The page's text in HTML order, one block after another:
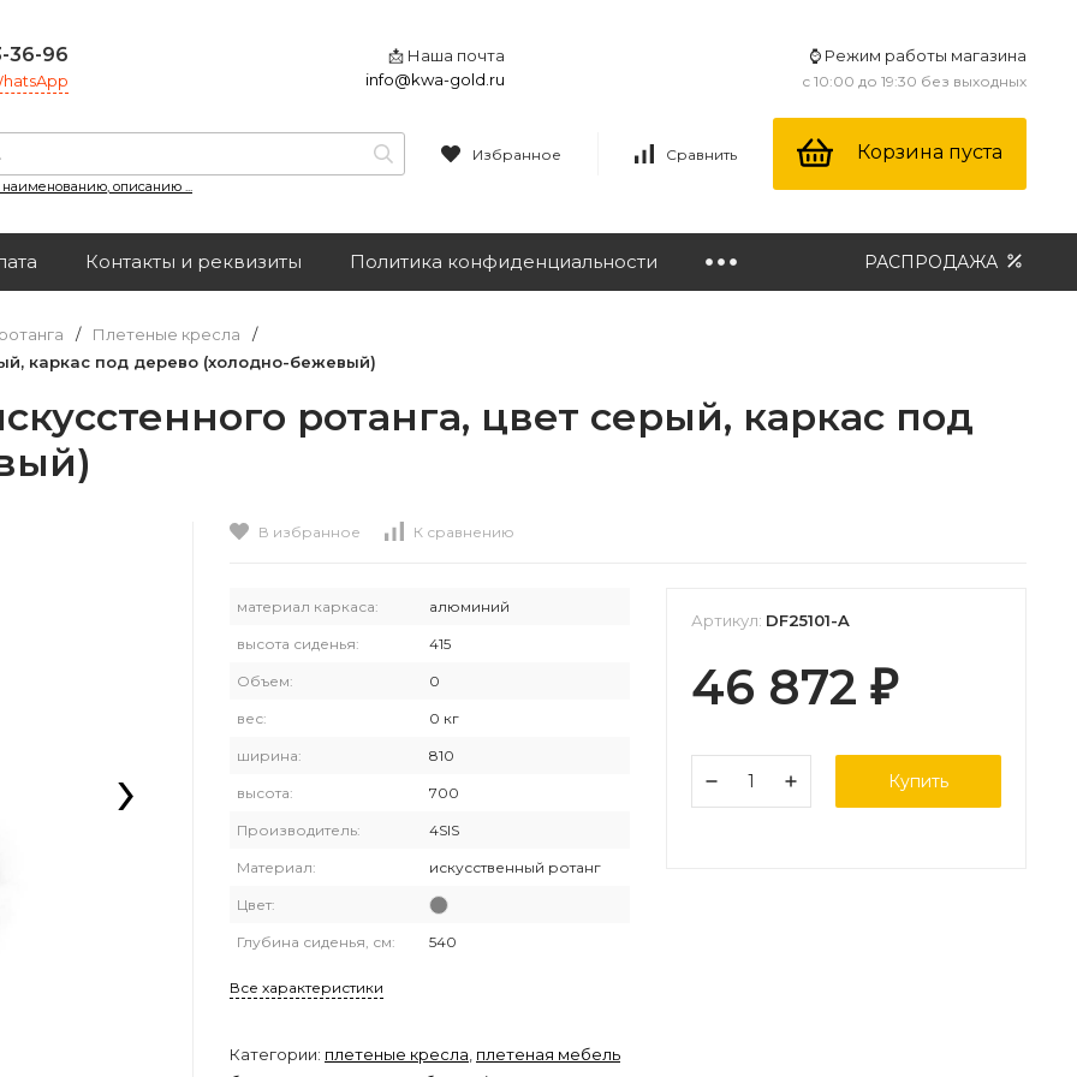
36-96
📩 Наша почта
info@kwa-gold.ru
⌚ Режим работы магазина
с 10:00 до 19:30 без выходных
наименованию, описанию ...
Избранное Сравнить Корзина пуста
Контакты и реквизиты Политика конфиденциальности РАСПРОДАЖА
/ Плетеные кресла
/
каркас под дерево (холодно-бежевый)
ротанга, цвет серый, каркас под
›
В избранное К сравнению
материал каркаса: алюминий
высота сиденья: 415
Объем: 0
вес: 0 кг
ширина: 810
высота: 700
Производитель: 4SIS
Материал: искусственный ротанг
Цвет:
Глубина сиденья, см: 540
Все характеристики
Категории: плетеные кресла плетеная мебель
Артикул: DF25101-A
46 872 ₽
Купить